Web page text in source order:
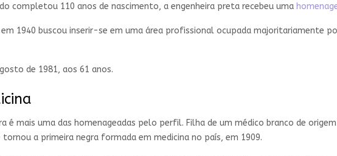
completou 110 anos de nascimento, a engenheira preta recebeu uma
em 1940 buscou inserir-se em uma área profissional ocupada majoritariamente
de 1981, aos 61 anos.
é mais uma das homenageadas pelo perfil. Filha de um médico branco de
tornou a primeira negra formada em medicina no país, em 1909.